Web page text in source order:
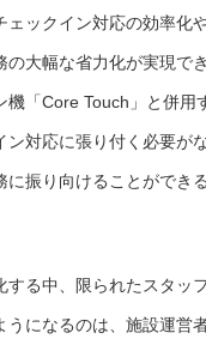
ェックイン対応の効率化
の大幅な省力化が実現で
機「Core Touch」と併用
ン対応に張り付く必要が
に振り向けることができ
する中、限られたスタッ
うになるのは、施設運営